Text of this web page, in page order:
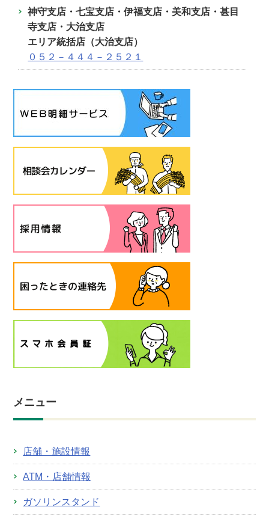
神守支店・七宝支店・伊福支店・美和支店・甚目
寺支店・大治支店
エリア統括店（大治支店）
０５２－４４４－２５２１
メニュー
店舗・施設情報
ATM・店舗情報
ガソリンスタンド